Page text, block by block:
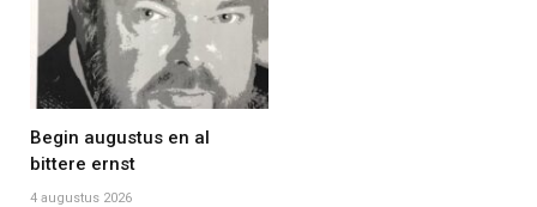
Begin augustus en al
bittere ernst
4 augustus 2026